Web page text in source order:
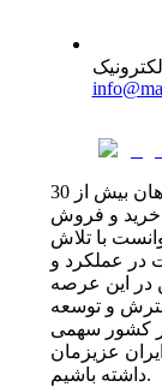
الکترونیک
مرکزآهن با نام تجاری آهن سجاد مهر سپاهان بیش از 30
خرید و فروش
با تلاش
در عملکرد و
در این عرصه
و توسعه
کشور سهمی
عزیزمان
داشته باشیم.